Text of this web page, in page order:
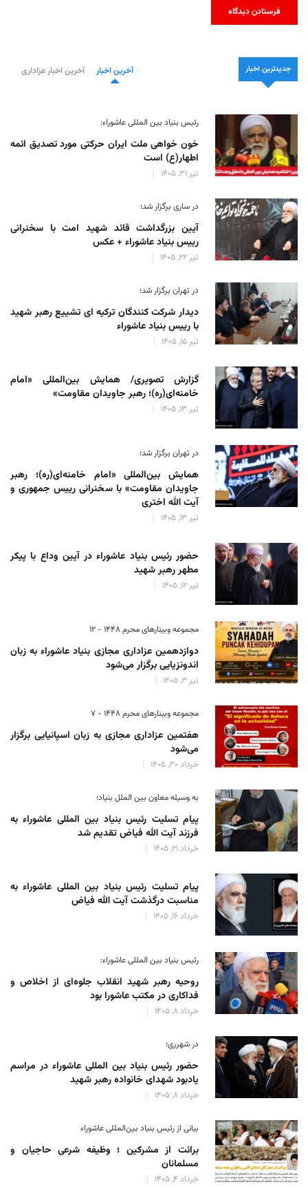
جدیدترین اخبار آخرین اخبار آخرین اخبار عزاداری
رئیس بنیاد بین المللی عاشوراء:
خون خواهی ملت ایران حرکتی مورد تصدیق ائمه
اطهار(ع) است
تیر 31, 1405
در ساری برگزار شد؛
آیین بزرگداشت قائد شهید امت با سخنرانی
رییس بنیاد عاشوراء + عکس
تیر 22, 1405
در تهران برگزار شد؛
دیدار شرکت کنندگان ترکیه ای تشییع رهبر شهید
با رییس بنیاد عاشوراء
تیر 15, 1405
گزارش تصویری/ همایش بین‌المللی «امام
خامنه‌ای(ره)؛ رهبر جاویدان مقاومت»
تیر 13, 1405
در تهران برگزار شد؛
همایش بین‌المللی «امام خامنه‌ای(ره)؛ رهبر
جاویدان مقاومت» با سخنرانی رییس جمهوری و
آیت الله اختری
تیر 13, 1405
حضور رئیس‌ بنیاد عاشوراء در آیین وداع با پیکر
مطهر رهبر شهید
تیر 12, 1405
مجموعه وبینارهای محرم 1448 - 12
دوازدهمین عزاداری مجازی بنیاد عاشوراء به زبان
اندونزیایی برگزار می‌شود
تیر 3, 1405
مجموعه وبینارهای محرم 1448 - 7
هفتمین عزاداری مجازی به زبان اسپانیایی برگزار
می‌شود
خرداد 30, 1405
به وسیله معاون بین الملل بنیاد؛
پیام تسلیت رئیس بنیاد بین المللی عاشوراء به
فرزند آیت الله فیاض تقدیم شد
خرداد 21, 1405
پیام تسلیت رئیس بنیاد بین المللی عاشوراء به
مناسبت درگذشت آیت الله فیاض
خرداد 16, 1405
رئیس بنیاد بین المللی عاشوراء:
روحیه رهبر شهید انقلاب جلوه‌ای از اخلاص و
فداکاری در مکتب عاشورا بود
خرداد 8, 1405
در شهرری؛
حضور رئیس بنیاد بین المللی عاشوراء در مراسم
یادبود شهدای خانواده رهبر شهید
خرداد 8, 1405
بیانی از رئیس بنیاد بین‌المللی عاشوراء
برائت از مشرکین ؛ وظیفه شرعی حاجیان و
مسلمانان
خرداد 4, 1405